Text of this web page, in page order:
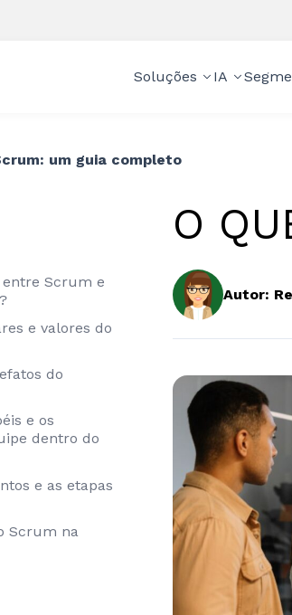
Soluções IA
um guia completo
entre Scrum e
e valores do
do
e os
dentro do
e as etapas
Scrum na
O
Autor: